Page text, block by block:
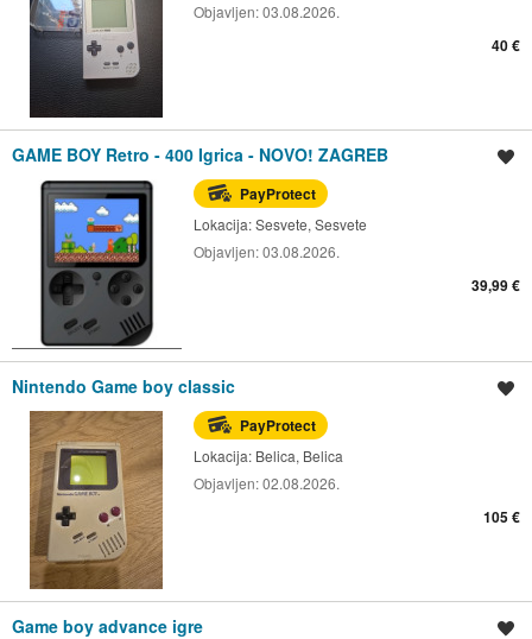
Objavljen:03.08.2026.
40 €
GAME BOY Retro - 400 Igrica - NOVO! ZAGREB
PayProtect
Lokacija:Sesvete, Sesvete
Objavljen:03.08.2026.
39,99 €
Nintendo Game boy classic
PayProtect
Lokacija: Belica, Belica
Objavljen:02.08.2026.
105 €
Game boy advance igre